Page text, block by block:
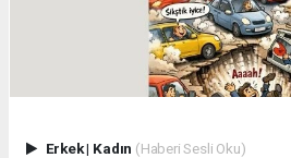
Erkek| Kadın (Haberi Sesli Oku)